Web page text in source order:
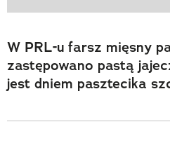
W PRL-u farsz mięsny
zastępowano pastą
jest dniem pasztecika